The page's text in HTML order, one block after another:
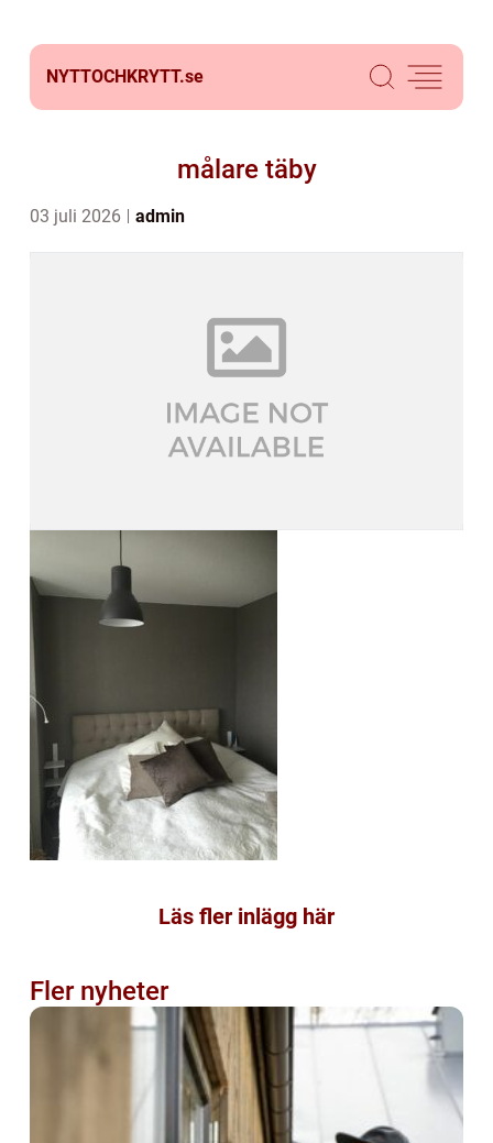
NYTTOCHKRYTT.se
målare täby
03 juli 2026 admin
Läs fler inlägg här
Fler nyheter